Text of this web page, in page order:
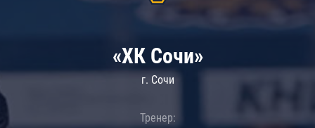
«ХК Сочи»
г. Сочи
Тренер: